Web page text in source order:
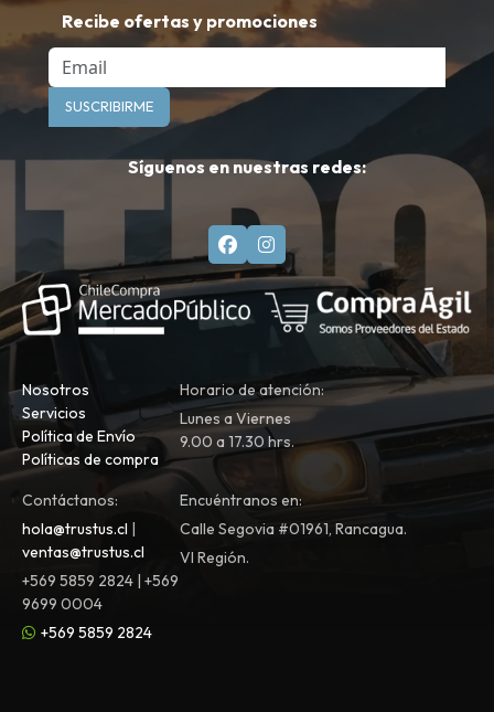
Recibe ofertas y promociones
Email
SUSCRIBIRME
Síguenos en nuestras redes:
Nosotros
Servicios
Política de Envío
Políticas de compra
Horario de atención:
Lunes a Viernes
9.00 a 17.30 hrs.
Contáctanos:
hola@trustus.cl |
ventas@trustus.cl
+569 5859 2824 | +569
9699 0004
+569 5859 2824
Encuéntranos en:
Calle Segovia #01961, Rancagua.
VI Región.